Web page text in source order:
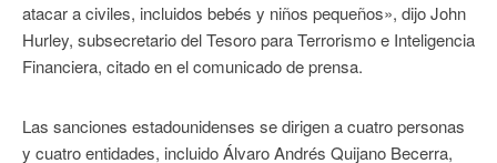
atacar a civiles, incluidos bebés y niños pequeños», dijo John
Hurley, subsecretario del Tesoro para Terrorismo e Inteligencia
Financiera, citado en el comunicado de prensa.
Las sanciones estadounidenses se dirigen a cuatro personas
y cuatro entidades, incluido Álvaro Andrés Quijano Becerra,